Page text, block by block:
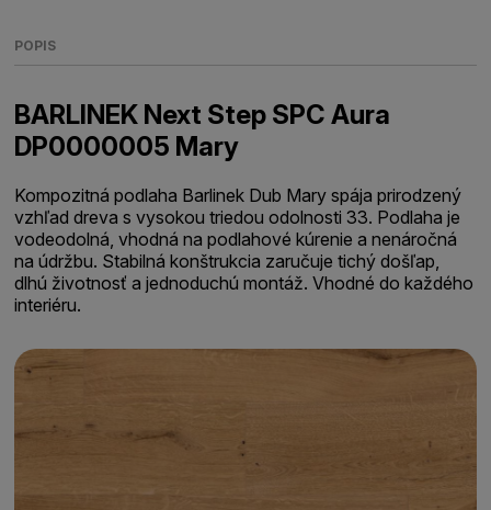
POPIS
BARLINEK Next Step SPC Aura
DP0000005 Mary
Kompozitná podlaha Barlinek Dub Mary spája prirodzený
vzhľad dreva s vysokou triedou odolnosti 33. Podlaha je
vodeodolná, vhodná na podlahové kúrenie a nenáročná
na údržbu. Stabilná konštrukcia zaručuje tichý došľap,
dlhú životnosť a jednoduchú montáž. Vhodné do každého
interiéru.